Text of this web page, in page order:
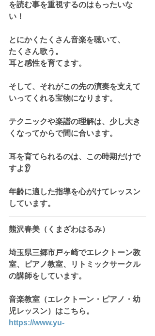
を読む事を重視するのはもったいな
い！
とにかくたくさん音楽を聴いて、
たくさん歌う。
耳と感性を育てます。
そして、それがこの先の演奏を支えて
いってくれる宝物になります。
テクニックや楽譜の理解は、少し大き
くなってからで間に合います。
耳を育てられるのは、この時期だけで
すよ👂
年齢に適した指導を心がけてレッスン
しています。
熊沢春美（くまざわはるみ）
埼玉県三郷市戸ヶ崎でエレクトーン教
室、ピアノ教室、リトミックサークル
の講師をしています。
音楽教室（エレクトーン・ピアノ・幼
児レッスン）はこちら。
https://www.yu-